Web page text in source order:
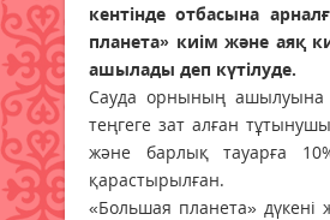
кентінде отбасына
планета» киім және аяқ
ашылады деп күтілуде.
Сауда орнының
теңгеге зат алған
және барлық тауарға
қарастырылған.
«Большая планета» дүкені